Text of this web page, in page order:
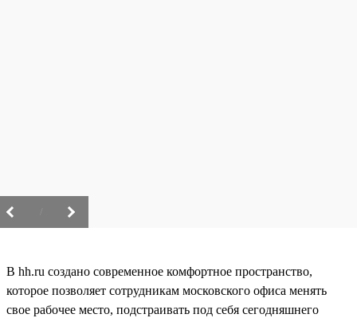
В hh.ru создано современное комфортное пространство,
которое позволяет сотрудникам московского офиса менять
свое рабочее место, подстраивать под себя сегодняшнего